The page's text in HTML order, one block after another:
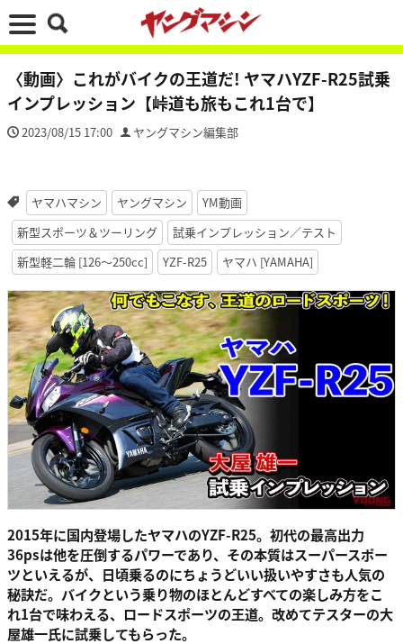
〈動画〉これがバイクの王道だ! ヤマハYZF-R25試乗
インプレッション【峠道も旅もこれ1台で】
2023/08/15 17:00 ヤングマシン編集部
ヤマハマシン ヤングマシン
YM動画
新型スポーツ＆ツーリング
試乗インプレッション／テスト
新型軽二輪 [126〜250cc]
YZF-R25 ヤマハ [YAMAHA]
2015年に国内登場したヤマハのYZF-R25。初代の最高出力
36psは他を圧倒するパワーであり、その本質はスーパースポー
ツといえるが、日頃乗るのにちょうどいい扱いやすさも人気の
秘訣だ。バイクという乗り物のほとんどすべての楽しみ方をこ
れ1台で味わえる、ロードスポーツの王道。改めてテスターの大
屋雄一氏に試乗してもらった。